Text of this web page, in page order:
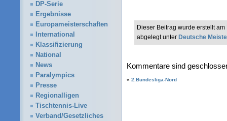
Dieser Beitrag wurde erstellt
abgelegt unter Deutsche
Kommentare sind
« 2.Bundesliga-Nord
DP-Serie
Ergebnisse
Europameisterschaften
International
Klassifizierung
National
News
Paralympics
Presse
Regionalligen
Tischtennis-Live
Verband/Gesetzliches